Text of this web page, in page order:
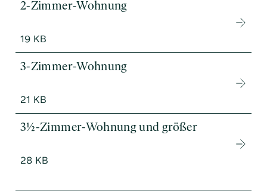
2-Zimmer-Wohnung
19 KB
3-Zimmer-Wohnung
21 KB
3½-Zimmer-Wohnung und größer
28 KB